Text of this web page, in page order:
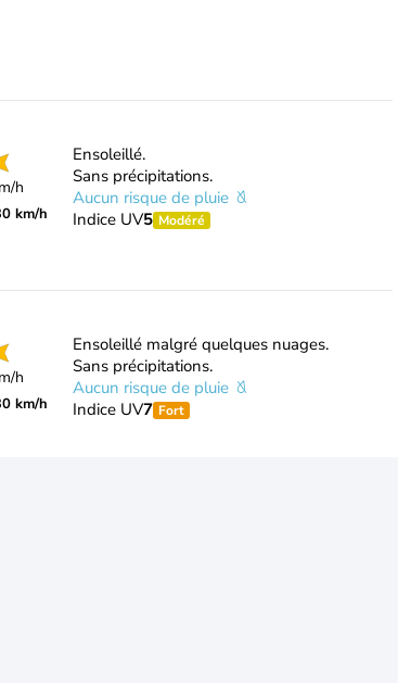
h
km/h
Ensoleillé.
Sans précipitations.
Aucun risque de pluie
Indice UV5 Modéré
h
km/h
Ensoleillé malgré quelques nuages.
Sans précipitations.
Aucun risque de pluie
Indice UV7 Fort